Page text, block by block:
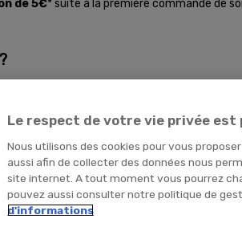
de 5€* suite à la première commande de
sur le site Prorisk
client,dans l' onglet "Programme de
Le respect de votre vie privée est
Nous utilisons des cookies pour vous
aussi afin de collecter des données nous
site internet. A tout moment vous pourrez
pouvez aussi consulter notre politique de
d'informations